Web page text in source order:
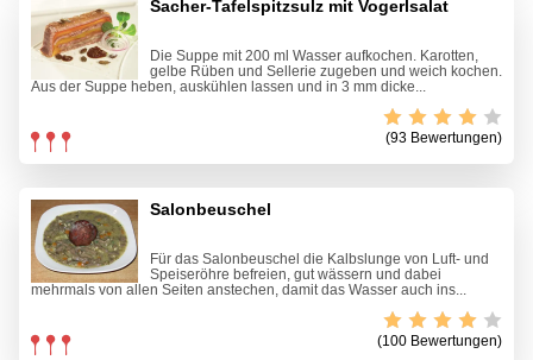
Sacher-Tafelspitzsulz mit Vogerlsalat
Die Suppe mit 200 ml Wasser aufkochen. Karotten,
gelbe Rüben und Sellerie zugeben und weich kochen.
Aus der Suppe heben, auskühlen lassen und in 3 mm dicke...
(93 Bewertungen)
Salonbeuschel
Für das Salonbeuschel die Kalbslunge von Luft- und
Speiseröhre befreien, gut wässern und dabei
mehrmals von allen Seiten anstechen, damit das Wasser auch ins...
(100 Bewertungen)